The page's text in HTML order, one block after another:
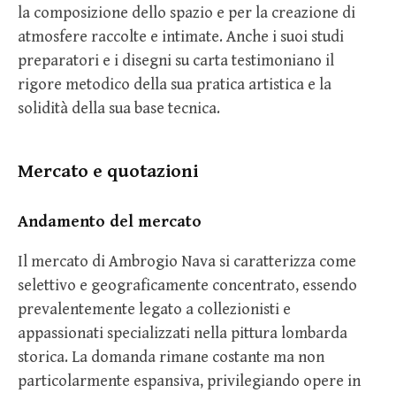
la composizione dello spazio e per la creazione di
atmosfere raccolte e intimate. Anche i suoi studi
preparatori e i disegni su carta testimoniano il
rigore metodico della sua pratica artistica e la
solidità della sua base tecnica.
Mercato e quotazioni
Andamento del mercato
Il mercato di Ambrogio Nava si caratterizza come
selettivo e geograficamente concentrato, essendo
prevalentemente legato a collezionisti e
appassionati specializzati nella pittura lombarda
storica. La domanda rimane costante ma non
particolarmente espansiva, privilegiando opere in